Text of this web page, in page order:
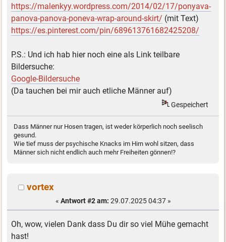
https://malenkyy.wordpress.com/2014/02/17/ponyava-
panova-panova-poneva-wrap-around-skirt/ (mit Text)
https://es.pinterest.com/pin/689613761682425208/
P.S.: Und ich hab hier noch eine als Link teilbare
Bildersuche:
Google-Bildersuche
(Da tauchen bei mir auch etliche Männer auf)
Gespeichert
Dass Männer nur Hosen tragen, ist weder körperlich noch seelisch
gesund.
Wie tief muss der psychische Knacks im Hirn wohl sitzen, dass
Männer sich nicht endlich auch mehr Freiheiten gönnen!?
vortex
« Antwort #2 am: 29.07.2025 04:37 »
Oh, wow, vielen Dank dass Du dir so viel Mühe gemacht
hast!